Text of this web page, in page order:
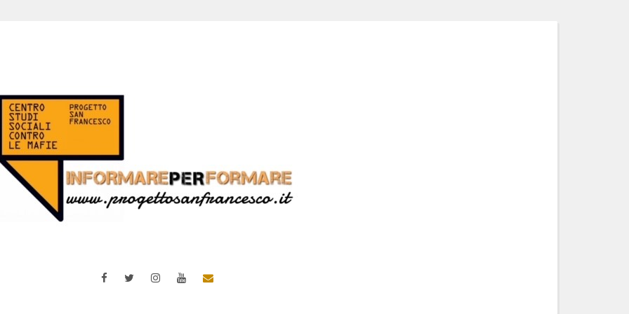
FacebookTwitterInstagramYouTubeEmail